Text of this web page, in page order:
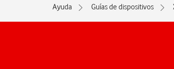
Ayuda Guías de dispositivos